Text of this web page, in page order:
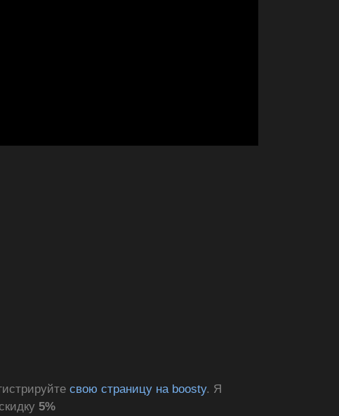
свою страницу на boosty. Я
5%